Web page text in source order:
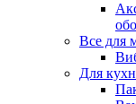
Все для
Для